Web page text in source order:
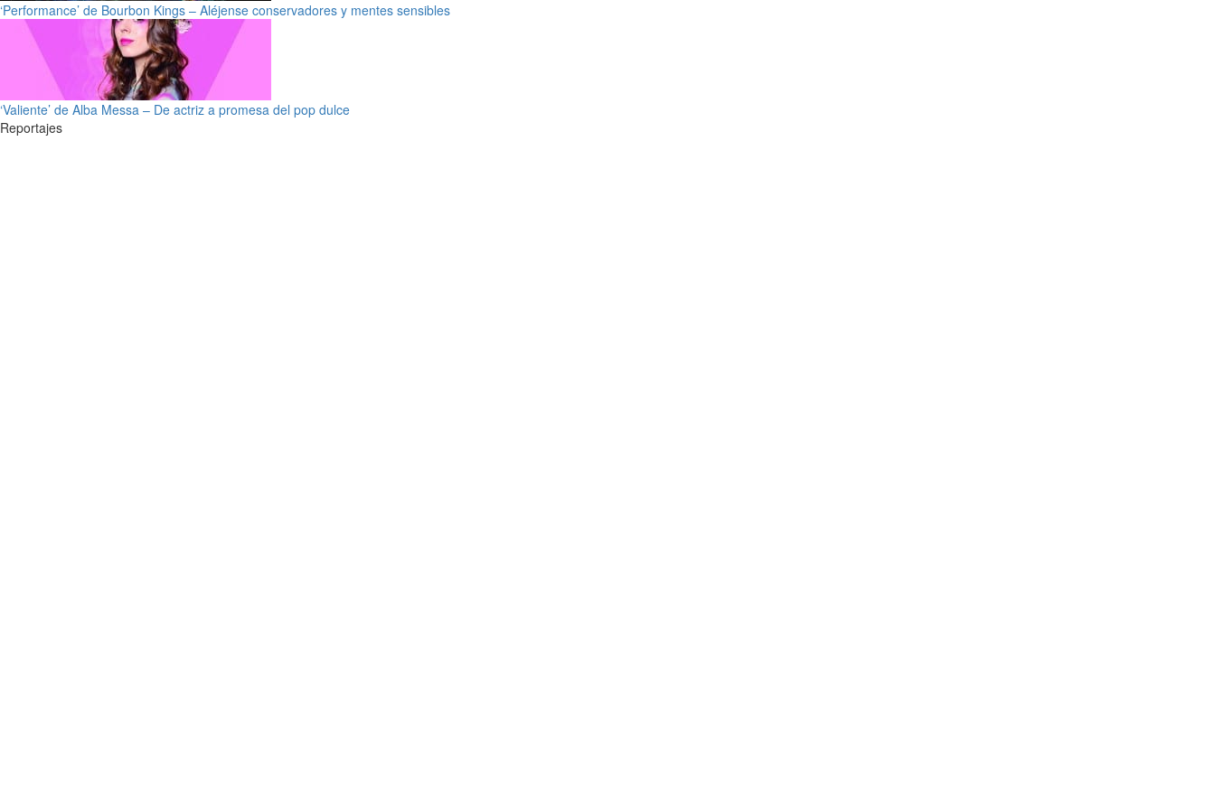
‘Performance’ de Bourbon Kings – Aléjense conservadores y mentes sensibles
‘Valiente’ de Alba Messa – De actriz a promesa del pop dulce
Reportajes